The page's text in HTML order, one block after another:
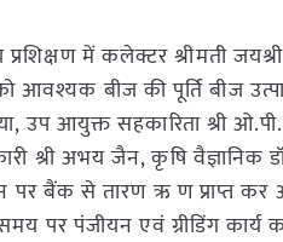
में कलेक्टर श्रीमती
आवश्यक बीज की पूर्ति बीज
उप आयुक्त सहकारिता श्री ओ.पी.
श्री अभय जैन, कृषि वैज्ञानिक
पर बैंक से तारण ऋ ण प्राप्त
पर पंजीयन एवं ग्रीडिंग कार्य